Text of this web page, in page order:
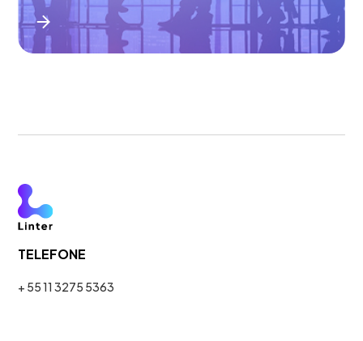
TELEFONE
+ 55 11 3275 5363